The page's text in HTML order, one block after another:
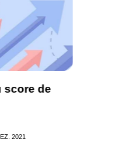
score de
2021